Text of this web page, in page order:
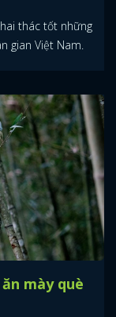
thác tốt những
gian Việt Nam.
mày què